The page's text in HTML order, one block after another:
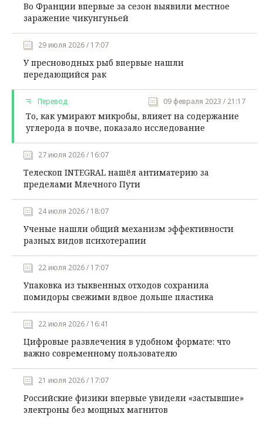
Во Франции впервые за сезон выявили местное
заражение чикунгуньей
29 июля 2026 / 17:07
У пресноводных рыб впервые нашли
передающийся рак
Перевод 09 февраля 2023 / 21:17
То, как умирают микробы, влияет на содержание
углерода в почве, показало исследование
27 июля 2026 / 16:07
Телескоп INTEGRAL нашёл антиматерию за
пределами Млечного Пути
24 июля 2026 / 18:07
Ученые нашли общий механизм эффективности
разных видов психотерапии
22 июля 2026 / 17:07
Упаковка из тыквенных отходов сохранила
помидоры свежими вдвое дольше пластика
22 июля 2026 / 16:41
Цифровые развлечения в удобном формате: что
важно современному пользователю
21 июля 2026 / 17:07
Российские физики впервые увидели «застывшие»
электроны без мощных магнитов